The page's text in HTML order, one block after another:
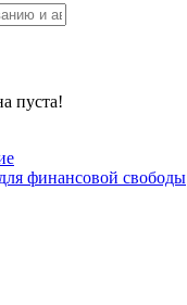
пуста!
финансовой свободы